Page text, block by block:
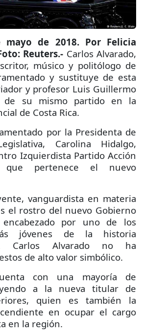
mayo de 2018. Por Felicia
Reuters.- Carlos Alvarado,
músico y politólogo de
y sustituye de esta
y profesor Luis Guillermo
de su mismo partido en la
de Costa Rica.
por la Presidenta de
Carolina Hidalgo,
Izquierdista Partido Acción
que pertenece el nuevo
vanguardista en materia
el rostro del nuevo Gobierno
por uno de los
jóvenes de la historia
Carlos Alvarado no ha
de alto valor simbólico.
con una mayoría de
a la nueva titular de
quien es también la
en ocupar el cargo
en la región.